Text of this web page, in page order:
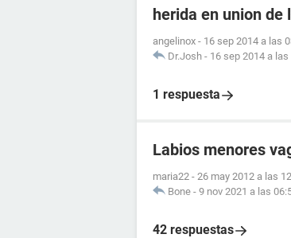
herida en union de
angelinox - 16 sep 2014 a las
Dr.Josh - 16 sep 2014 a las
1 respuesta
Labios menores
maria22 - 26 may 2012 a las
Bone - 9 nov 2021 a las
42 respuestas